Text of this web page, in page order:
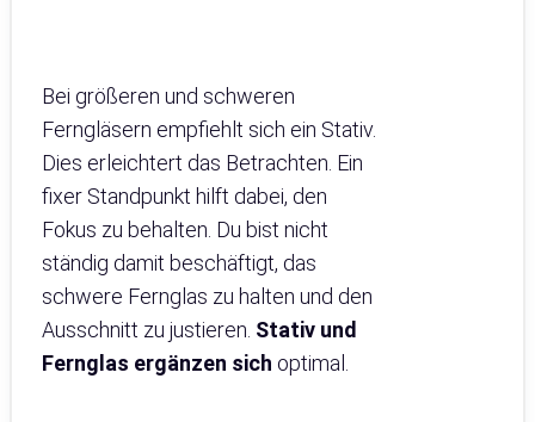
Bei größeren und schweren
Ferngläsern empfiehlt sich ein Stativ.
Dies erleichtert das Betrachten. Ein
fixer Standpunkt hilft dabei, den
Fokus zu behalten. Du bist nicht
ständig damit beschäftigt, das
schwere Fernglas zu halten und den
Ausschnitt zu justieren. Stativ und
Fernglas ergänzen sich optimal.